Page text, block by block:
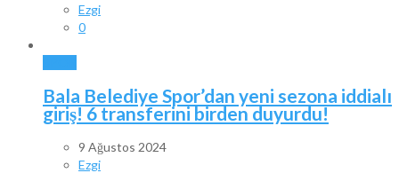
Ezgi
0
Bala Belediye Spor’dan yeni sezona iddialı
giriş! 6 transferini birden duyurdu!
9 Ağustos 2024
Ezgi